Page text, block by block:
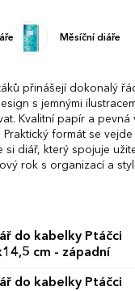
Měsíční diáře
přinášejí dokonalý
s jemnými
Kvalitní papír a pevná
formát se
si diář, který spojuje
rok s organizací a
do kabelky Ptáčci
cm - západní
do kabelky Ptáčci